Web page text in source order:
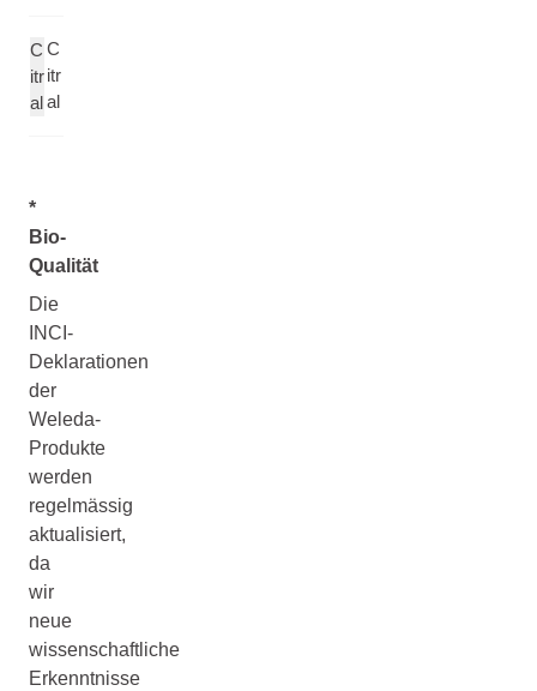
C
itr
al
C
itr
al
*
Bio-
Qualität
Die
INCI-
Deklarationen
der
Weleda-
Produkte
werden
regelmässig
aktualisiert,
da
wir
neue
wissenschaftliche
Erkenntnisse